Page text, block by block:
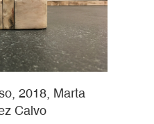
2018, Marta
Calvo